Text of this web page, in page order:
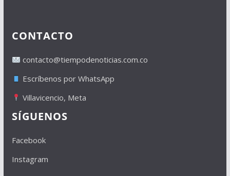
CONTACTO
contacto@tiempodenoticias.com.co
Escríbenos por WhatsApp
Villavicencio, Meta
SÍGUENOS
Facebook
Instagram